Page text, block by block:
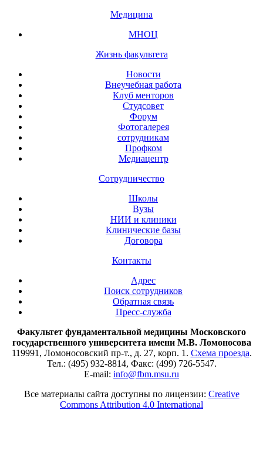
Медицина
МНОЦ
Жизнь факультета
Новости
Внеучебная работа
Клуб менторов
Студсовет
Форум
Фотогалерея
сотрудникам
Профком
Медиацентр
Сотрудничество
Школы
Вузы
НИИ и клиники
Клинические базы
Договора
Контакты
Адрес
Поиск сотрудников
Обратная связь
Пресс-служба
Факультет фундаментальной медицины Московского
государственного университета имени М.В. Ломоносова
119991, Ломоносовский пр-т., д. 27, корп. 1. Схема проезда.
Тел.: (495) 932-8814, Факс: (499) 726-5547.
E-mail: info@fbm.msu.ru
Все материалы сайта доступны по лицензии: Creative
Commons Attribution 4.0 International